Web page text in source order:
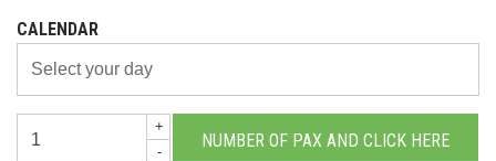
CALENDAR
+
-